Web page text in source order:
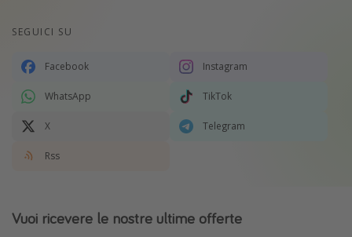
SEGUICI SU
Facebook Instagram
WhatsApp TikTok
X Telegram
Rss
Vuoi ricevere le nostre ultime offerte